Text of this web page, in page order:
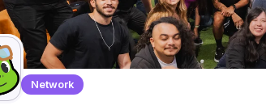
Network